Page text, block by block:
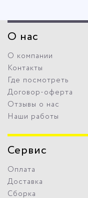
О нас
О компании
Контакты
Где посмотреть
Договор-оферта
Отзывы о нас
Наши работы
Сервис
Оплата
Доставка
Сборка